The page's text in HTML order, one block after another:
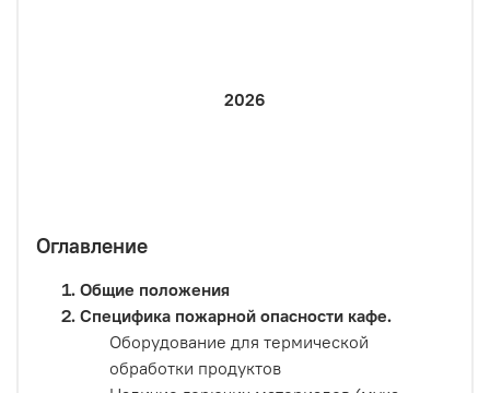
2026
Оглавление
Общие положения
Специфика пожарной опасности кафе.
Оборудование для термической
обработки продуктов